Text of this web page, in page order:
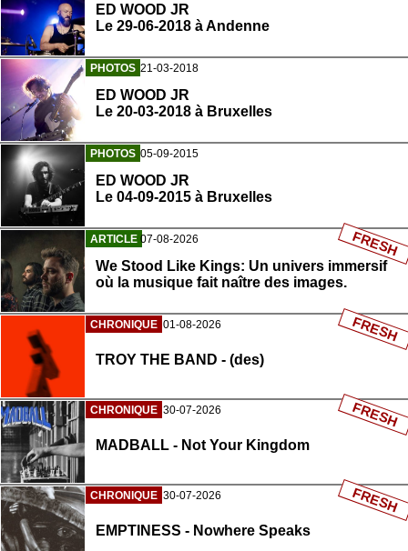
ED WOOD JR
Le 29-06-2018 à Andenne
PHOTOS 21-03-2018
ED WOOD JR
Le 20-03-2018 à Bruxelles
PHOTOS 05-09-2015
ED WOOD JR
Le 04-09-2015 à Bruxelles
ARTICLE 07-08-2026
We Stood Like Kings: Un univers immersif
où la musique fait naître des images.
FRESH
CHRONIQUE 01-08-2026
TROY THE BAND - (des)
FRESH
CHRONIQUE 30-07-2026
MADBALL - Not Your Kingdom
FRESH
CHRONIQUE 30-07-2026
EMPTINESS - Nowhere Speaks
FRESH